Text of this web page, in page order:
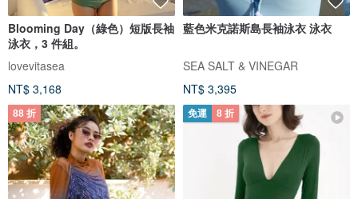
Blooming Day（綠色）短版長袖
泳衣，3 件組。
lovevitasea
NT$ 3,168
藍色米克諾斯島長袖泳衣 泳衣
SEA SALT & VINEGAR
NT$ 3,395
88 折 免運 8 折